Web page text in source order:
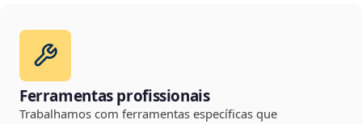
Ferramentas profissionais
Trabalhamos com ferramentas específicas que